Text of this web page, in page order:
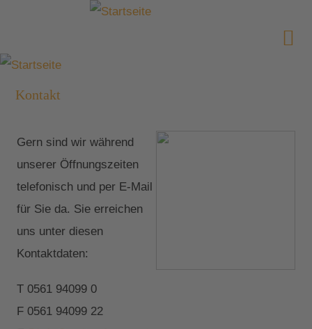
Kontakt
Gern sind wir während
unserer Öffnungszeiten
telefonisch und per E-Mail
für Sie da. Sie erreichen
uns unter diesen
Kontaktdaten:
T 0561 94099 0
F 0561 94099 22